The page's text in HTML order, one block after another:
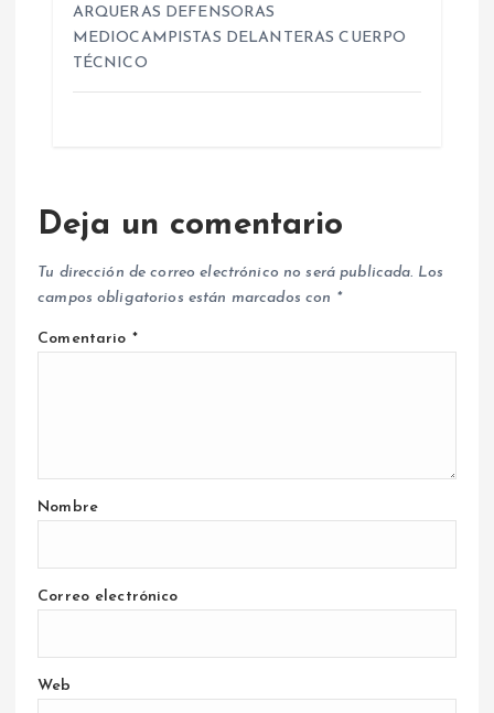
ARQUERAS DEFENSORAS
MEDIOCAMPISTAS DELANTERAS CUERPO
TÉCNICO
Deja un comentario
Tu dirección de correo electrónico no será publicada. Los
campos obligatorios están marcados con *
Comentario *
Nombre
Correo electrónico
Web